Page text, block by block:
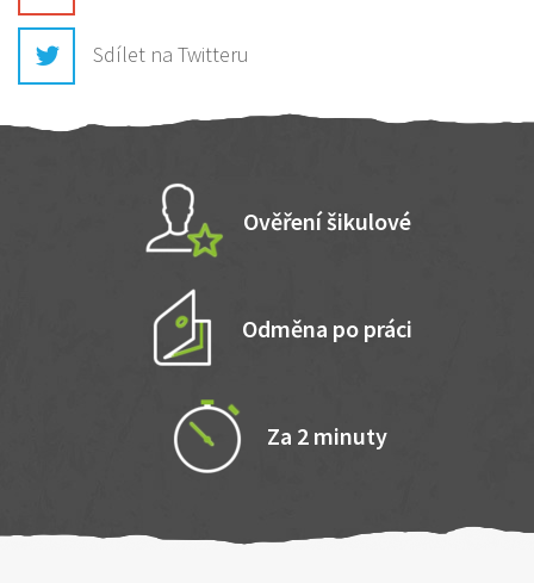
Sdílet na Twitteru
Ověření šikulové
Odměna po práci
Za 2 minuty